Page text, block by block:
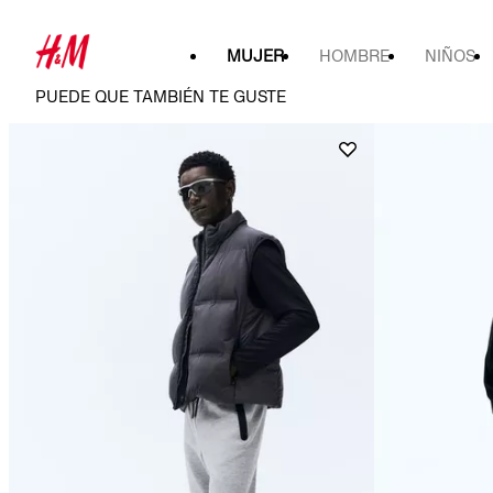
MUJER HOMBRE NIÑOS
PUEDE QUE TAMBIÉN TE GUSTE